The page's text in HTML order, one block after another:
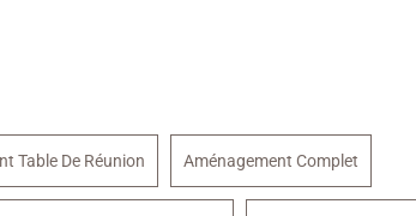
Table De Réunion Aménagement Complet